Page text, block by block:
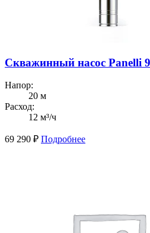
Скважинный насос Panelli
Напор:
20 м
Расход:
12 м³/ч
69 290 ₽ Подробнее